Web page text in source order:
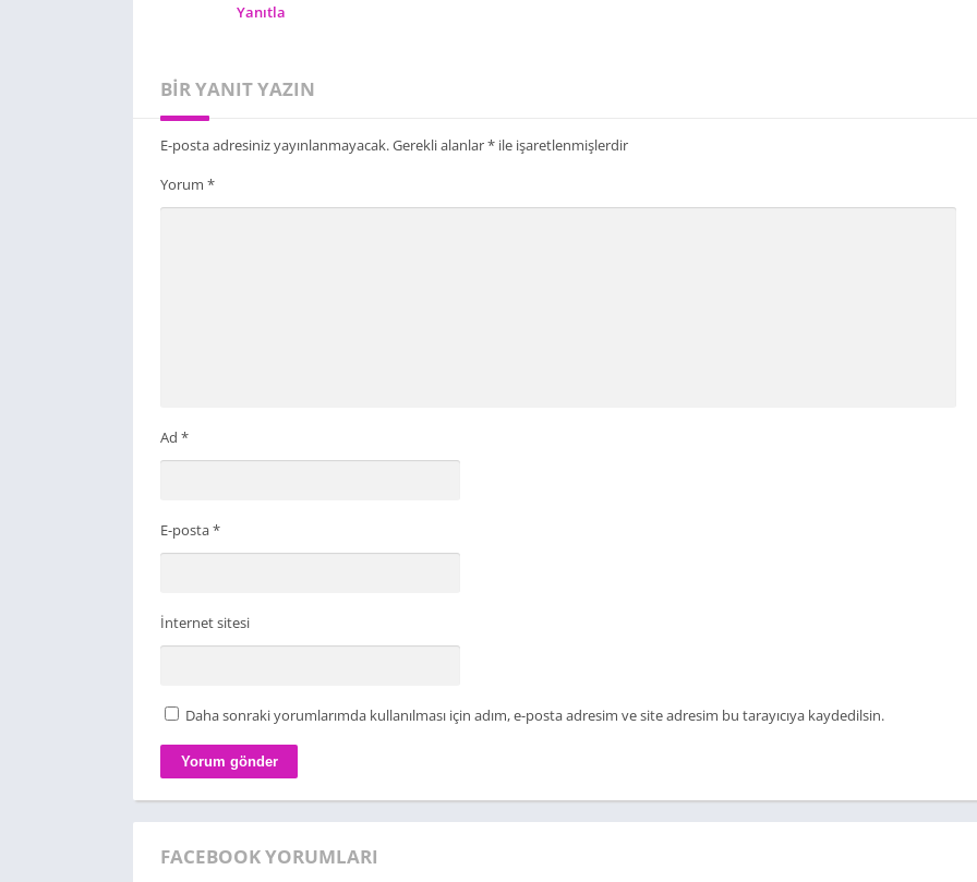
Yanıtla
BIR YANIT YAZIN
E-posta adresiniz yayınlanmayacak.Gerekli alanlar* ile işaretlenmişlerdir
Yorum *
Ad *
E-posta*
İnternet sitesi
Daha sonraki yorumlarımda kullanılması için adım, e-posta adresim ve site adresim bu tarayıcıya kaydedilsin.
FACEBOOK YORUMLARI